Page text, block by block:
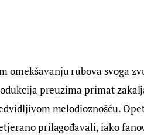
omekšavanju rubova svoga
preuzima primat
melodioznošću.
prilagođavali, iako